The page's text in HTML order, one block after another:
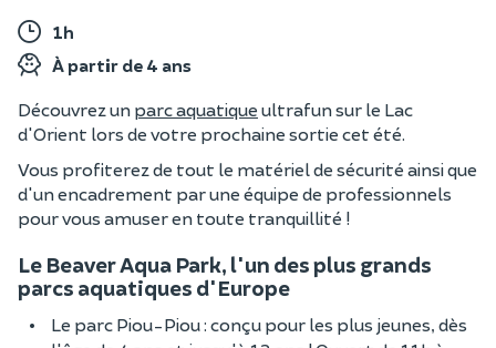
1h
À partir de 4 ans
Découvrez un parc aquatique ultrafun sur le Lac
d'Orient lors de votre prochaine sortie cet été.
Vous profiterez de tout le matériel de sécurité ainsi que
d'un encadrement par une équipe de professionnels
pour vous amuser en toute tranquillité !
Le Beaver Aqua Park, l'un des plus grands
parcs aquatiques d'Europe
Le parc Piou-Piou : conçu pour les plus jeunes, dès